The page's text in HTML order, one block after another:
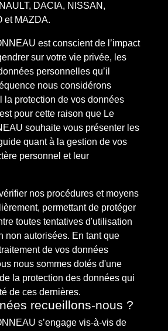
DACIA, NISSAN,
et MAZDA.
est conscient de l’impact
sur votre vie privée, les
personnelles qu’il
nous considérons
la protection de vos données
pour cette raison que Le
souhaite vous présenter les
quant à la gestion de vos
personnel et leur
nos procédures et moyens
permettant de protéger
toutes tentatives d'utilisation
non autorisées. En tant que
de vos données
nous sommes dotés d'une
la protection des données qui
de ces dernières.
recueillons-nous ?
s’engage vis-à-vis de